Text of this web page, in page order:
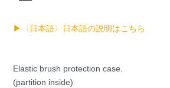
▶〈日本語〉日本語の説明はこちら
Elastic brush protection case.
(partition inside)